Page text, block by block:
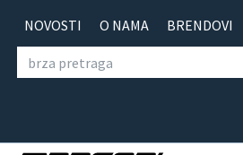
NOVOSTI O NAMA BRENDOVI